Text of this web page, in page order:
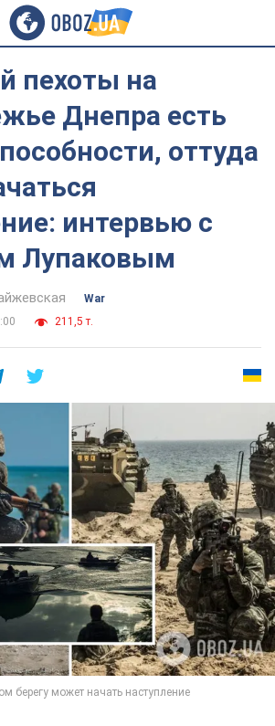
пехоты на
Днепра есть
оттуда
интервью с
Лупаковым
War
211,5 т.